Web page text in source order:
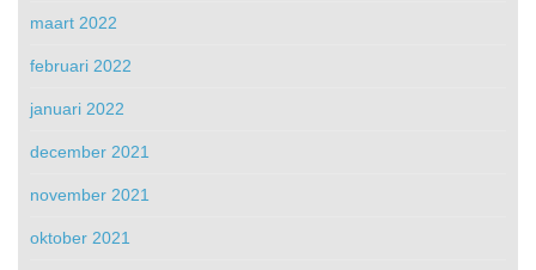
maart 2022
februari 2022
januari 2022
december 2021
november 2021
oktober 2021